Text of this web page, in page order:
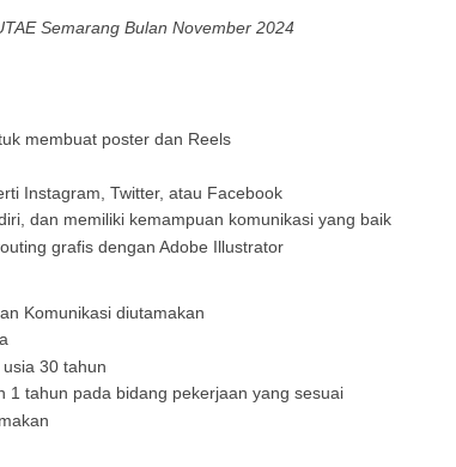
Semarang Bulan November 2024
membuat poster dan Reels
Instagram, Twitter, atau Facebook
dan memiliki kemampuan komunikasi yang baik
grafis dengan Adobe Illustrator
Komunikasi diutamakan
30 tahun
1 tahun pada bidang pekerjaan yang sesuai